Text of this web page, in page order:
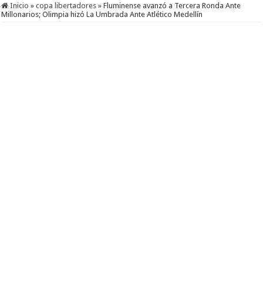
Inicio » copa libertadores » Fluminense avanzó a Tercera Ronda Ante
Millonarios; Olimpia hizó La Umbrada Ante Atlético Medellín